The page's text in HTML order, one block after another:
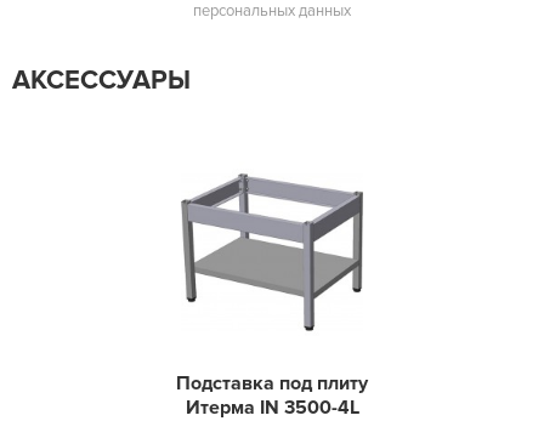
персональных данных
АКСЕССУАРЫ
Подставка под плиту
Итерма IN 3500-4L